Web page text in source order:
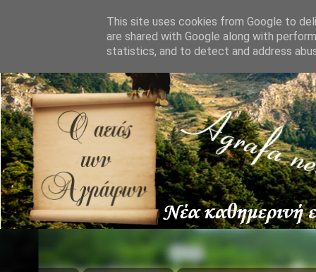
This site uses cookies from Google to
are shared with Google along with
statistics, and to detect and address